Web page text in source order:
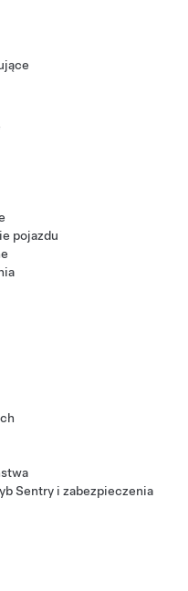
pojazdu
Sentry i zabezpieczenia